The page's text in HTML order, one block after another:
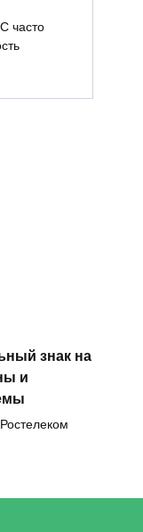
часто
знак на
и